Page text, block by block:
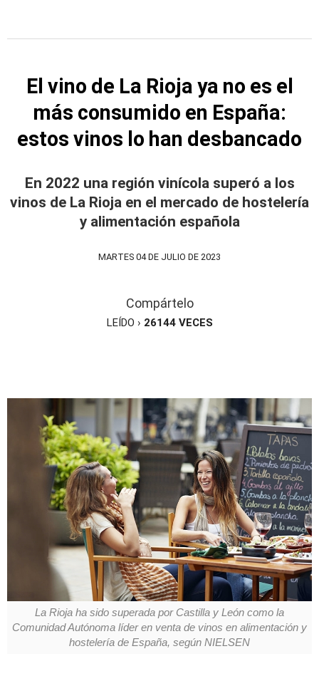
El vino de La Rioja ya no es el
más consumido en España:
estos vinos lo han desbancado
En 2022 una región vinícola superó a los
vinos de La Rioja en el mercado de hostelería
y alimentación española
MARTES 04 DE JULIO DE 2023
Compártelo
LEÍDO › 26144VECES
La Rioja ha sido superada por Castilla y León como la
Comunidad Autónoma líder en venta de vinos en alimentación y
hostelería de España, según NIELSEN